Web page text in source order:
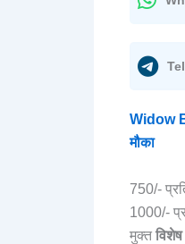
Widow
मौका
750/-
1000/-
मुक्त